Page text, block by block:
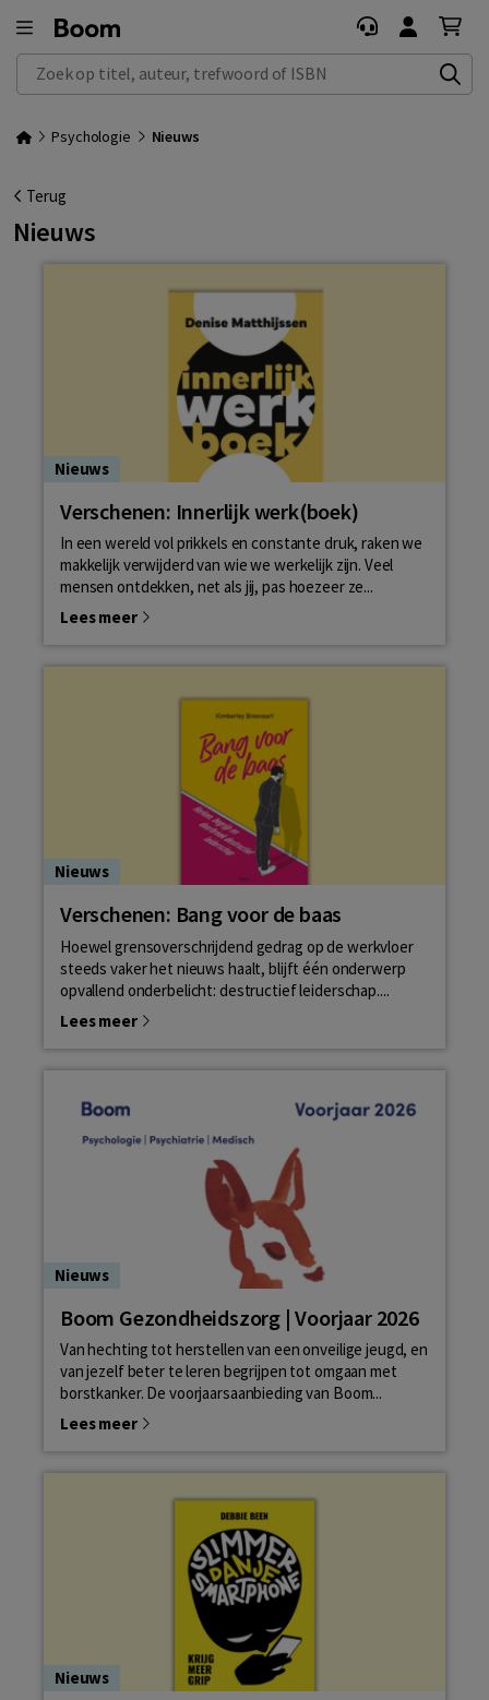
Zoek op titel, auteur, trefwoord of ISBN
Psychologie Nieuws
Terug
Nieuws
Nieuws
Verschenen: Innerlijk werk(boek)
In een wereld vol prikkels en constante druk, raken we
makkelijk verwijderd van wie we werkelijk zijn. Veel
mensen ontdekken, net als jij, pas hoezeer ze...
Lees meer
Nieuws
Verschenen: Bang voor de baas
Hoewel grensoverschrijdend gedrag op de werkvloer
steeds vaker het nieuws haalt, blijft één onderwerp
opvallend onderbelicht: destructief leiderschap....
Lees meer
Nieuws
Boom Gezondheidszorg | Voorjaar 2026
Van hechting tot herstellen van een onveilige jeugd, en
van jezelf beter te leren begrijpen tot omgaan met
borstkanker. De voorjaarsaanbieding van Boom...
Lees meer
Nieuws